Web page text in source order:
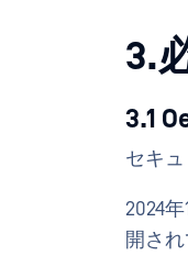
3.
3.1
セキ
2024
開さ